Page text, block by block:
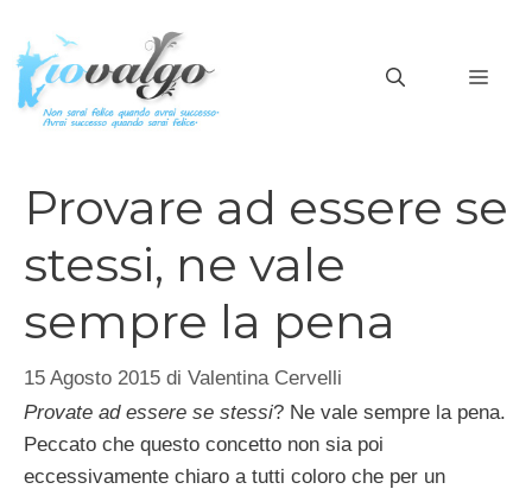
contenuto
Provare ad essere se
stessi, ne vale
sempre la pena
15 Agosto 2015 di Valentina Cervelli
Provate ad essere se stessi? Ne vale sempre la pena.
Peccato che questo concetto non sia poi
eccessivamente chiaro a tutti coloro che per un